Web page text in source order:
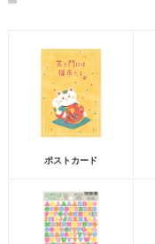
ポストカード